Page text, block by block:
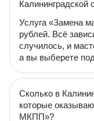
Калининградской
Услуга «Замена
рублей. Всё
случилось, и
а вы выберете
Сколько в
которые
МКПП»?